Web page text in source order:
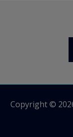
Copyright ©